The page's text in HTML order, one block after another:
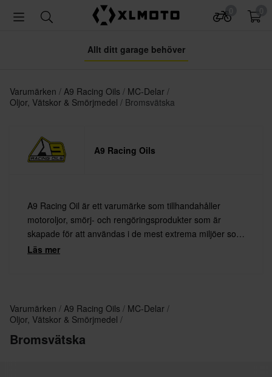
Allt ditt garage behöver
Varumärken A9 Racing Oils
MC-Delar
Oljor, Vätskor & Smörjmedel
Bromsvätska
A9 Racing Oils
A9 Racing Oil är ett varumärke som tillhandahåller
motoroljor, smörj- och rengöringsprodukter som är
skapade för att användas i de mest extrema miljöer som
motorer och din hoj kan utsättas för
Läs mer
Varumärken A9 Racing Oils
MC-Delar
Oljor, Vätskor & Smörjmedel
Bromsvätska